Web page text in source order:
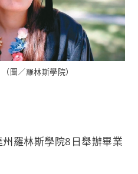
圖／羅林斯學院）
羅林斯學院8日舉辦畢業